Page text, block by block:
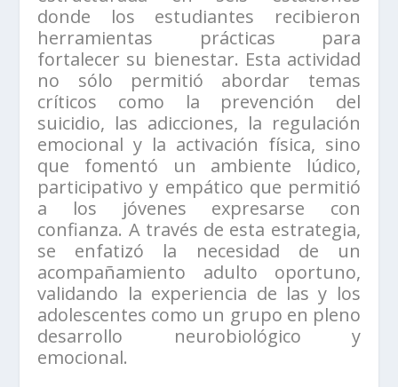
donde los estudiantes recibieron
herramientas prácticas para
fortalecer su bienestar. Esta actividad
no sólo permitió abordar temas
críticos como la prevención del
suicidio, las adicciones, la regulación
emocional y la activación física, sino
que fomentó un ambiente lúdico,
participativo y empático que permitió
a los jóvenes expresarse con
confianza. A través de esta estrategia,
se enfatizó la necesidad de un
acompañamiento adulto oportuno,
validando la experiencia de las y los
adolescentes como un grupo en pleno
desarrollo neurobiológico y
emocional.